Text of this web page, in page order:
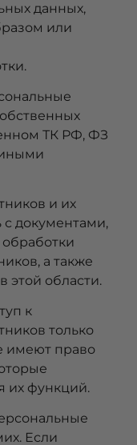
данных,
или
ТК РФ, ФЗ
и их
с документами,
а также
этой области.
к
только
имеют право
их функций.
Если